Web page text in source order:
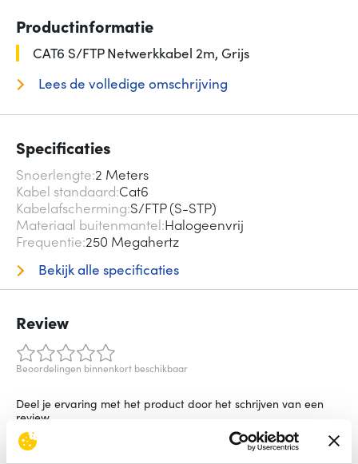
Productinformatie
CAT6 S/FTP Netwerkkabel 2m, Grijs
Lees de volledige omschrijving
Specificaties
Snoerlengte 2 Meters
Kabel standaard Cat6
Kabelafscherming S/FTP (S-STP)
Materiaal buitenmantel Halogeenvrij
Frequentie 250 Megahertz
Bekijk alle specificaties
Review
Beoordelingen binnenkort beschikbaar
Deel je ervaring met het product door het schrijven van een
review.
Schrijf een review